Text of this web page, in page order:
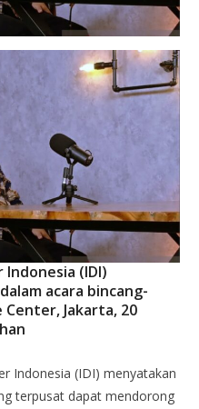
(IDI)
acara bincang-
Jakarta, 20
Indonesia (IDI) menyatakan
terpusat dapat mendorong